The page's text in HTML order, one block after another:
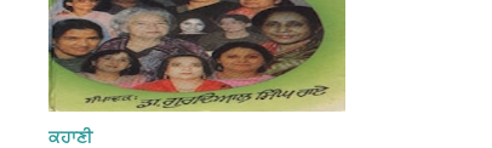
ਕਹਾਣੀ